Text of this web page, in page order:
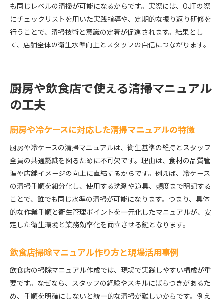
も同じレベルの清掃が可能になるからです。実際には、OJTの際
にチェックリストを用いた実践指導や、定期的な振り返り研修を
行うことで、清掃技術と意識の定着が促進されます。結果とし
て、店舗全体の衛生水準向上とスタッフの自信につながります。
厨房や飲食店で使える清掃マニュアル
の工夫
厨房や冷ケースに対応した清掃マニュアルの特徴
厨房や冷ケースの清掃マニュアルは、衛生基準の維持とスタッフ
全員の共通認識を図るために不可欠です。理由は、食材の品質管
理や店舗イメージの向上に直結するからです。例えば、冷ケース
の清掃手順を細分化し、使用する洗剤や道具、頻度まで明記する
ことで、誰でも同じ水準の清掃が可能になります。つまり、具体
的な作業手順と衛生管理ポイントを一元化したマニュアルが、安
定した衛生環境と業務効率化を両立させる鍵となります。
飲食店掃除マニュアル作り方と現場活用事例
飲食店の掃除マニュアル作成では、現場で実践しやすい構成が重
要です。なぜなら、スタッフの経験やスキルにばらつきがあるた
め、手順を明確にしないと統一的な清掃が難しいからです。例え